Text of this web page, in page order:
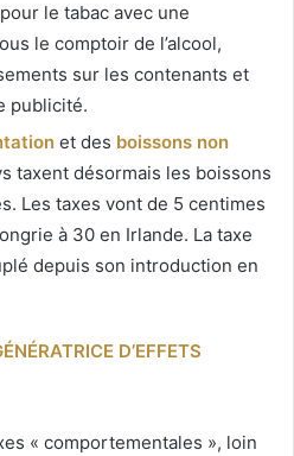
le tabac avec une
le comptoir de l’alcool,
sur les contenants et
publicité.
et des boissons non
taxent désormais les boissons
Les taxes vont de 5 centimes
à 30 en Irlande. La taxe
depuis son introduction en
D’EFFETS
« comportementales », loin